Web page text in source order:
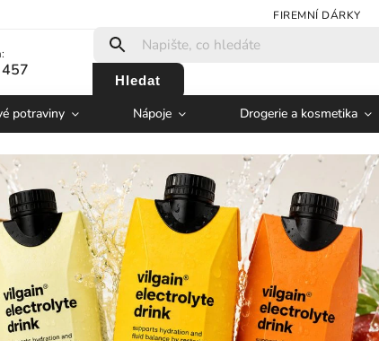
FIREMNÍ DÁRKY
Hledat
potraviny Nápoje Drogerie a kosmetika